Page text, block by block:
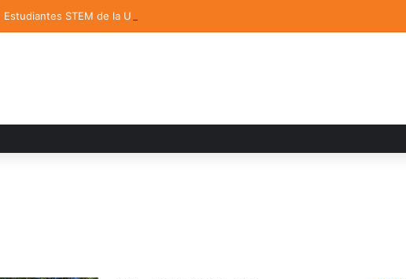
Estudiantes STEM de la UDLAP destacan en el MUTVI 2026